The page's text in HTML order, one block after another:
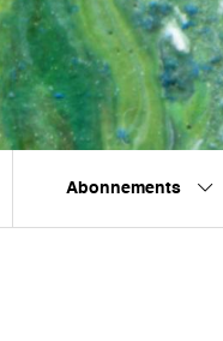
Abonnements